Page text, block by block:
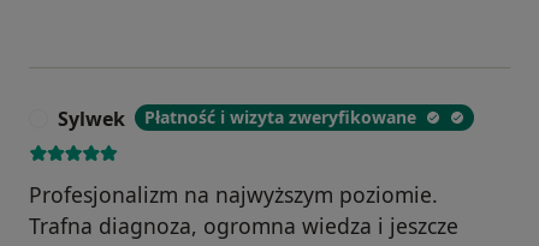
Sylwek Płatność i wizyta zweryfikowane
Profesjonalizm na najwyższym poziomie.
Trafna diagnoza, ogromna wiedza i jeszcze